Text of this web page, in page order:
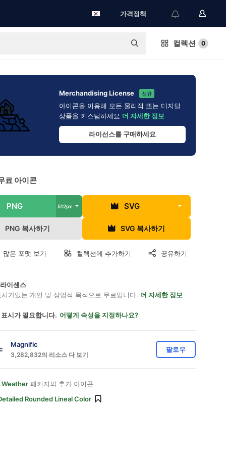
가격정책
컬렉션 0
Merchandising License 신규
아이콘을 이용해 모든 물리적 또는 디지털
상품을 커스텀하세요 더 자세한 정보
라이선스를 구매하세요
료 아이콘
PNG 512px SVG
PNG 복사하기 SVG 복사하기
많은 포맷 보기 컬렉션에 추가하기 공유하기
이센스
가있는 개인 및 상업적 목적으로 무료입니다. 더 자세한 정보
시가 필요합니다. 어떻게 속성을 지정하나요?
Magnific
3,282,832의 리소스 다 보기
팔로우
패키지의 추가 아이콘
Rounded Lineal Color